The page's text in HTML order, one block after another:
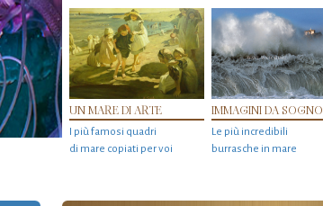
UN MARE DI ARTE
I più famosi quadri
di mare copiati per voi
IMMAGINI DA SOGNO
Le più incredibili
burrasche in mare